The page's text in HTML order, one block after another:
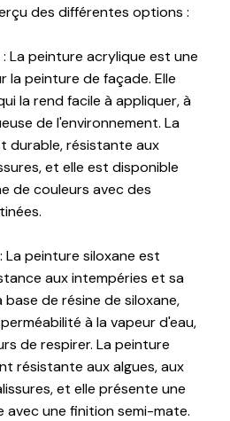
des différentes options :
La peinture acrylique est une
peinture de façade. Elle
la rend facile à appliquer, à
de l'environnement. La
durable, résistante aux
et elle est disponible
de couleurs avec des
La peinture siloxane est
aux intempéries et sa
de résine de siloxane,
à la vapeur d'eau,
de respirer. La peinture
résistante aux algues, aux
et elle présente une
avec une finition semi-mate.